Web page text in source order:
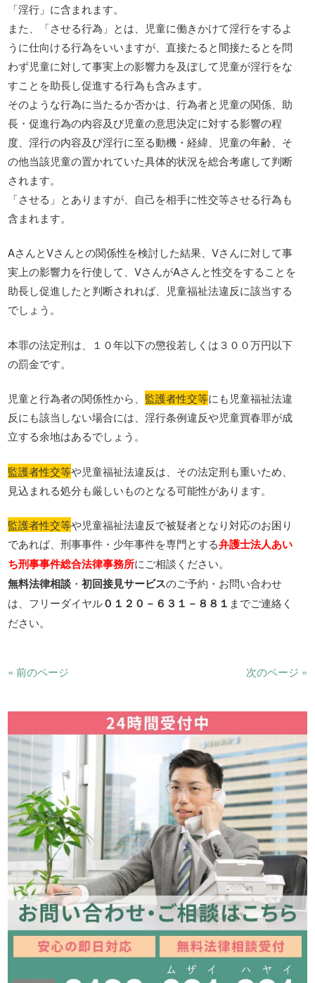
「淫行」に含まれます。
また、「させる行為」とは、児童に働きかけて淫行をするよ
うに仕向ける行為をいいますが、直接たると間接たるとを問
わず児童に対して事実上の影響力を及ぼして児童が淫行をな
すことを助長し促進する行為も含みます。
そのような行為に当たるか否かは、行為者と児童の関係、助
長・促進行為の内容及び児童の意思決定に対する影響の程
度、淫行の内容及び淫行に至る動機・経緯、児童の年齢、そ
の他当該児童の置かれていた具体的状況を総合考慮して判断
されます。
「させる」とありますが、自己を相手に性交等させる行為も
含まれます。
AさんとVさんとの関係性を検討した結果、Vさんに対して事
実上の影響力を行使して、VさんがAさんと性交をすることを
助長し促進したと判断されれば、児童福祉法違反に該当する
でしょう。
本罪の法定刑は、１０年以下の懲役若しくは３００万円以下
の罰金です。
児童と行為者の関係性から、 監護者性交等にも児童福祉法違
反にも該当しない場合には、淫行条例違反や児童買春罪が成
立する余地はあるでしょう。
監護者性交等や児童福祉法違反は、その法定刑も重いため、
見込まれる処分も厳しいものとなる可能性があります。
監護者性交等や児童福祉法違反で被疑者となり対応のお困り
であれば、刑事事件・少年事件を専門とする弁護士法人あい
ち刑事事件総合法律事務所にご相談ください。
無料法律相談 ・初回接見サービスのご予約・お問い合わせ
は、フリーダイヤル０１２０－６３１－８８１ までご連絡く
ださい。
« 前のページ 次のページ »